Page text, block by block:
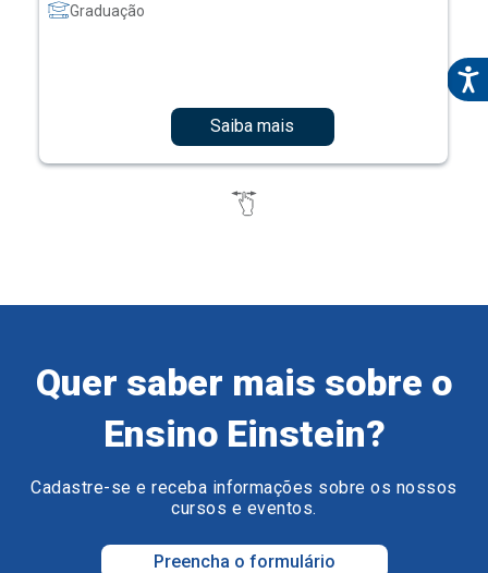
Graduação
Saiba mais
Quer saber mais sobre o
Ensino Einstein?
Cadastre-se e receba informações sobre os nossos
cursos e eventos.
Preencha o formulário